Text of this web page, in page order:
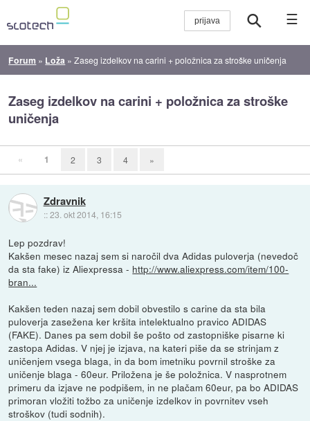
☰
Forum » Loža »Zaseg izdelkov na carini + položnica za stroške uničenja
Zaseg izdelkov na carini + položnica za stroške
uničenja
« 1 2 3 4 »
Zdravnik
::23. okt 2014, 16:15
Lep pozdrav!
Kakšen mesec nazaj sem si naročil dva Adidas puloverja (nevedoč
da sta fake) iz Aliexpressa - http://www.aliexpress.com/item/100-
bran...
Kakšen teden nazaj sem dobil obvestilo s carine da sta bila
puloverja zasežena ker kršita intelektualno pravico ADIDAS
(FAKE). Danes pa sem dobil še pošto od zastopniške pisarne ki
zastopa Adidas. V njej je izjava, na kateri piše da se strinjam z
uničenjem vsega blaga, in da bom imetniku povrnil stroške za
uničenje blaga - 60eur. Priložena je še položnica. V nasprotnem
primeru da izjave ne podpišem, in ne plačam 60eur, pa bo ADIDAS
primoran vložiti tožbo za uničenje izdelkov in povrnitev vseh
stroškov (tudi sodnih).